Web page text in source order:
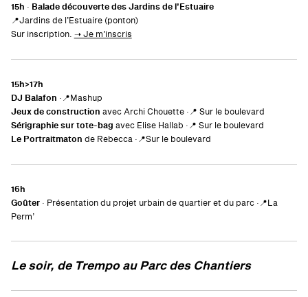
15h · Balade découverte des Jardins de l’Estuaire
📍Jardins de l’Estuaire (ponton)
Sur inscription. ➝ Je m’inscris
15h>17h
DJ Balafon ·📍Mashup
Jeux de construction avec Archi Chouette ·📍 Sur le boulevard
Sérigraphie sur tote-bag avec Elise Hallab ·📍 Sur le boulevard
Le Portraitmaton de Rebecca ·📍Sur le boulevard
16h
Goûter· Présentation du projet urbain de quartier et du parc ·📍La
Perm’
Le soir, de Trempo au Parc des Chantiers